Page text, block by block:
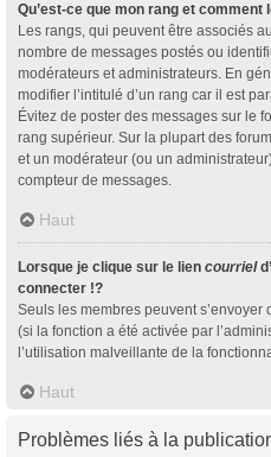
Qu’est-ce que mon rang et comment
Les rangs, qui peuvent être associés
nombre de messages postés ou
modérateurs et administrateurs. En
modifier l’intitulé d’un rang car il est
Évitez de poster des messages sur le
rang supérieur. Sur la plupart des
et un modérateur (ou un
compteur de messages.
Haut
Lorsque je clique sur le lien courriel
connecter !?
Seuls les membres peuvent
(si la fonction a été activée par
l’utilisation malveillante de la
Haut
Problèmes liés à la